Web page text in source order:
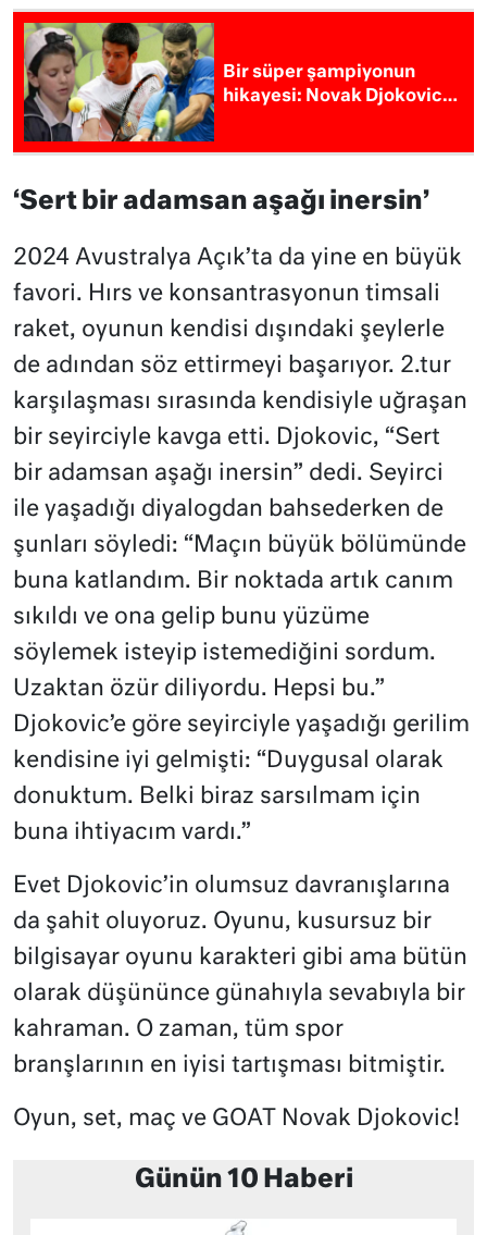
Bir süper şampiyonun
hikayesi: Novak Djokovic…
‘Sert bir adamsan aşağı inersin’
2024 Avustralya Açık’ta da yine en büyük
favori. Hırs ve konsantrasyonun timsali
raket, oyunun kendisi dışındaki şeylerle
de adından söz ettirmeyi başarıyor. 2.tur
karşılaşması sırasında kendisiyle uğraşan
bir seyirciyle kavga etti. Djokovic, “Sert
bir adamsan aşağı inersin” dedi. Seyirci
ile yaşadığı diyalogdan bahsederken de
şunları söyledi: “Maçın büyük bölümünde
buna katlandım. Bir noktada artık canım
sıkıldı ve ona gelip bunu yüzüme
söylemek isteyip istemediğini sordum.
Uzaktan özür diliyordu. Hepsi bu.”
Djokovic’e göre seyirciyle yaşadığı gerilim
kendisine iyi gelmişti: “Duygusal olarak
donuktum. Belki biraz sarsılmam için
buna ihtiyacım vardı.”
Evet Djokovic’in olumsuz davranışlarına
da şahit oluyoruz. Oyunu, kusursuz bir
bilgisayar oyunu karakteri gibi ama bütün
olarak düşününce günahıyla sevabıyla bir
kahraman. O zaman, tüm spor
branşlarının en iyisi tartışması bitmiştir.
Oyun, set, maç ve GOAT Novak Djokovic!
Günün 10 Haberi